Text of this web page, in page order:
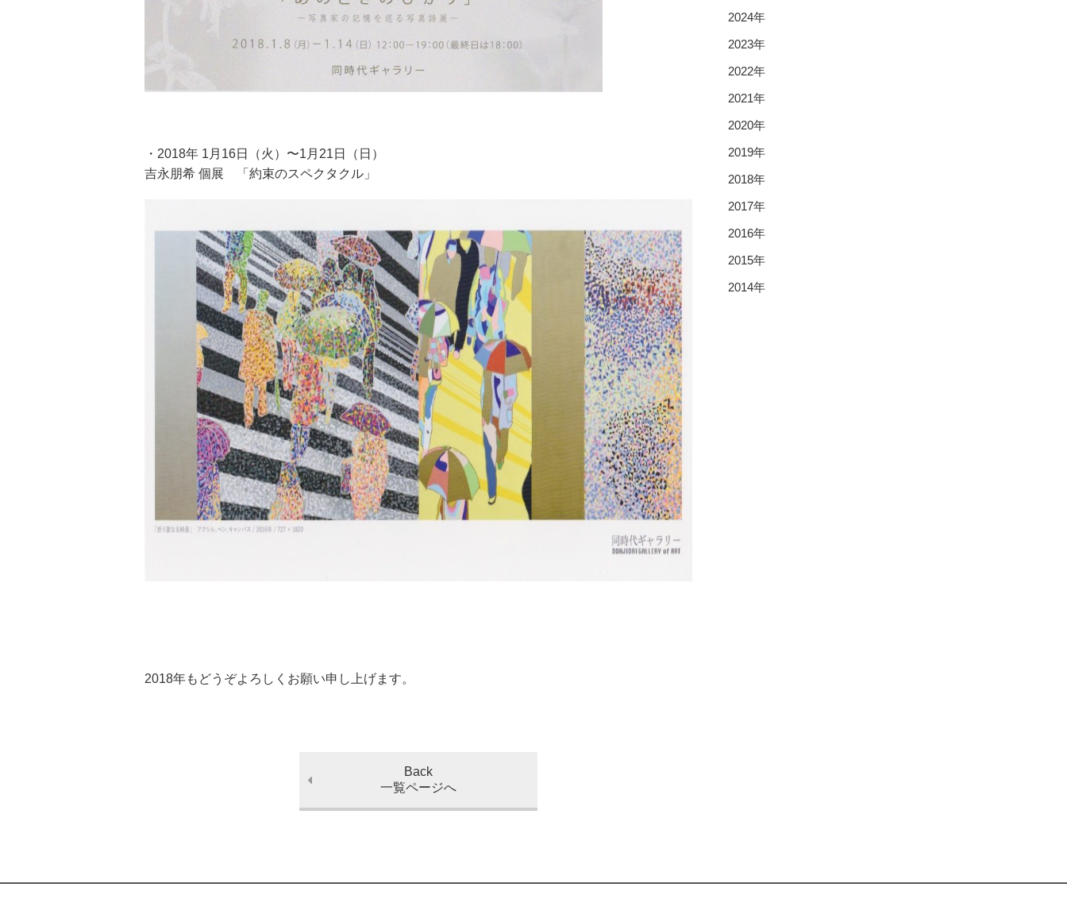
・2018年 1月16日（火）〜1月21日（日）
吉永朋希 個展 「約束のスペクタクル」
2018年もどうぞよろしくお願い申し上げます。
Back
一覧ページへ
2024年
2023年
2022年
2021年
2020年
2019年
2018年
2017年
2016年
2015年
2014年